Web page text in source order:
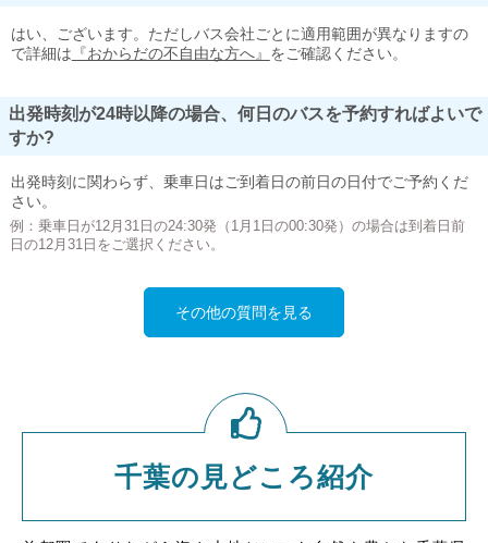
はい、ございます。ただしバス会社ごとに適用範囲が異なりますの
で詳細は 『おからだの不自由な方へ』 をご確認ください。
出発時刻が24時以降の場合、何日のバスを予約すればよいで
すか?
出発時刻に関わらず、乗車日はご到着日の前日の日付でご予約くだ
さい。
例：乗車日が12月31日の24:30発（1月1日の00:30発）の場合は到着日前
日の12月31日をご選択ください。
その他の質問を見る
千葉の見どころ紹介